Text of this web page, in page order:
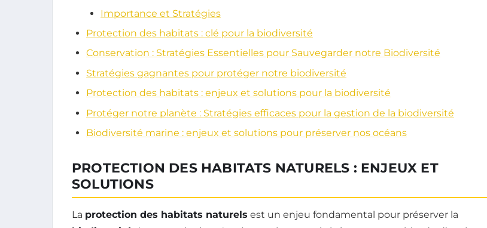
Importance et Stratégies
Protection des habitats : clé pour la biodiversité
Conservation : Stratégies Essentielles pour Sauvegarder notre Biodiversité
Stratégies gagnantes pour protéger notre biodiversité
Protection des habitats : enjeux et solutions pour la biodiversité
Protéger notre planète : Stratégies efficaces pour la gestion de la biodiversité
Biodiversité marine : enjeux et solutions pour préserver nos océans
PROTECTION DES HABITATS NATURELS : ENJEUX ET
SOLUTIONS
La protection des habitats naturels est un enjeu fondamental pour préserver la